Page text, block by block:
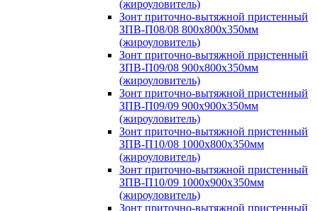
(жироуловитель)
Зонт приточно-вытяжной пристенный
ЗПВ-П08/08 800х800х350мм
(жироуловитель)
Зонт приточно-вытяжной пристенный
ЗПВ-П09/08 900х800х350мм
(жироуловитель)
Зонт приточно-вытяжной пристенный
ЗПВ-П09/09 900х900х350мм
(жироуловитель)
Зонт приточно-вытяжной пристенный
ЗПВ-П10/08 1000х800х350мм
(жироуловитель)
Зонт приточно-вытяжной пристенный
ЗПВ-П10/09 1000х900х350мм
(жироуловитель)
Зонт приточно-вытяжной пристенный